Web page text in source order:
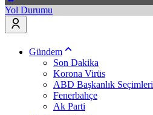
Yol Durumu
Gündem
Son Dakika
Korona Virüs
ABD Başkanlık Seçimleri
Fenerbahçe
Ak Parti